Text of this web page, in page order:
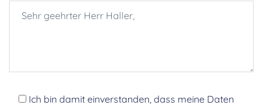
Ich bin damit einverstanden, dass meine Daten